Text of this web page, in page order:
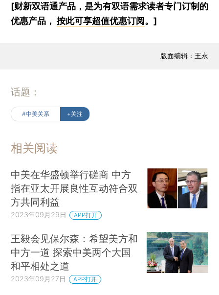
[财新双语通产品，是为有双语需求读者专门订制的
优惠产品，按此可享超值优惠订阅。]
版面编辑：王永
话题：
#中美关系 +关注
相关阅读
中美在华盛顿举行磋商 中方
指在亚太开展良性互动符合双
方共同利益
2023年09月29日 APP打开
王毅会见保尔森：希望美方和
中方一道 探索中美两个大国
和平相处之道
2023年09月27日 APP打开